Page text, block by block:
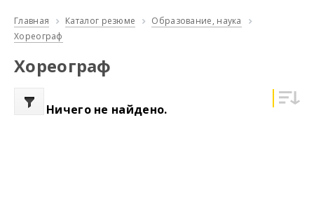
Главная Каталог резюме
Образование, наука
Хореограф
Хореограф
Ничего не найдено.